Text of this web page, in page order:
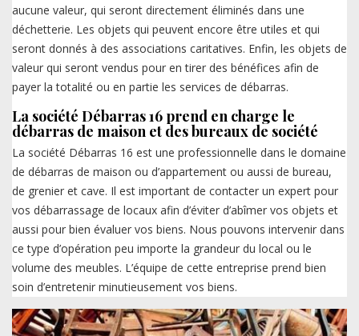
aucune valeur, qui seront directement éliminés dans une
déchetterie. Les objets qui peuvent encore être utiles et qui
seront donnés à des associations caritatives. Enfin, les objets de
valeur qui seront vendus pour en tirer des bénéfices afin de
payer la totalité ou en partie les services de débarras.
La société Débarras 16 prend en charge le
débarras de maison et des bureaux de société
La société Débarras 16 est une professionnelle dans le domaine
de débarras de maison ou d’appartement ou aussi de bureau,
de grenier et cave. Il est important de contacter un expert pour
vos débarrassage de locaux afin d’éviter d’abîmer vos objets et
aussi pour bien évaluer vos biens. Nous pouvons intervenir dans
ce type d’opération peu importe la grandeur du local ou le
volume des meubles. L’équipe de cette entreprise prend bien
soin d’entretenir minutieusement vos biens.